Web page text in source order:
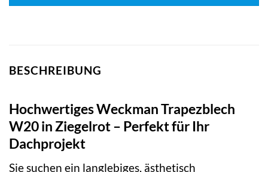
BESCHREIBUNG
Hochwertiges Weckman Trapezblech
W20 in Ziegelrot – Perfekt für Ihr
Dachprojekt
Sie suchen ein langlebiges, ästhetisch